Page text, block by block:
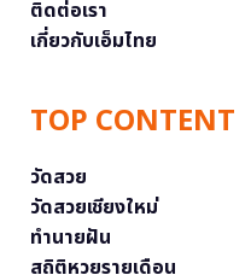
ติดต่อเรา
เกี่ยวกับเอ็มไทย
TOP CONTENT
วัดสวย
วัดสวยเชียงใหม่
ทำนายฝัน
สถิติหวยรายเดือน